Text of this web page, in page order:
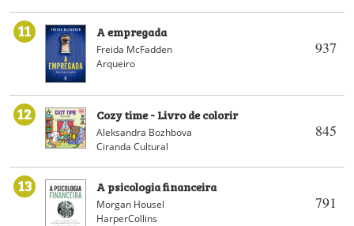
11
937
A empregada
Freida McFadden
Arqueiro
12
845
Cozy time - Livro de colorir
Aleksandra Bozhbova
Ciranda Cultural
13
791
A psicologia financeira
Morgan Housel
HarperCollins